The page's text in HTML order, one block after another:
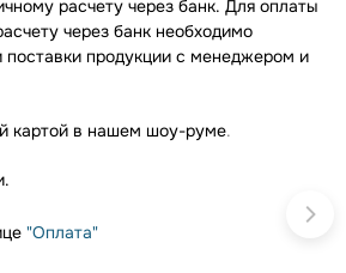
расчету через банк. Для оплаты
через банк необходимо
поставки продукции с менеджером и
картой в нашем шоу-руме.
"Оплата"